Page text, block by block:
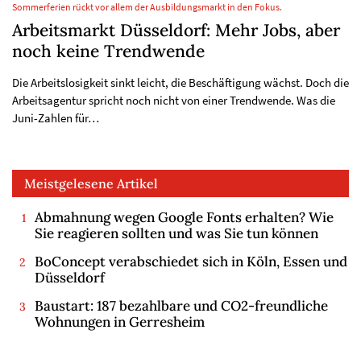
Sommerferien rückt vor allem der Ausbildungsmarkt in den Fokus.
Arbeitsmarkt Düsseldorf: Mehr Jobs, aber
noch keine Trendwende
Die Arbeitslosigkeit sinkt leicht, die Beschäftigung wächst. Doch die
Arbeitsagentur spricht noch nicht von einer Trendwende. Was die
Juni-Zahlen für…
Meistgelesene Artikel
Abmahnung wegen Google Fonts erhalten? Wie
Sie reagieren sollten und was Sie tun können
BoConcept verabschiedet sich in Köln, Essen und
Düsseldorf
Baustart: 187 bezahlbare und CO2-freundliche
Wohnungen in Gerresheim